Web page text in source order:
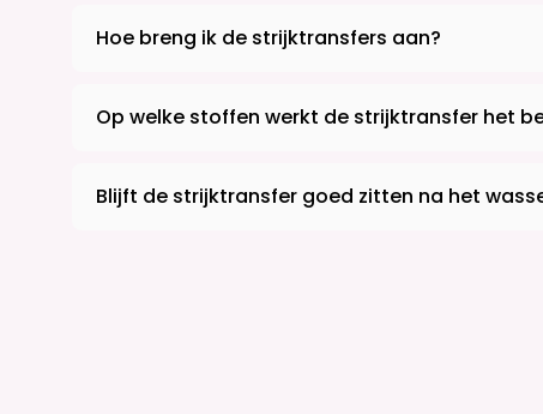
Hoe breng ik de strijktransfers aan?
Op welke stoffen werkt de strijktransfer het
Blijft de strijktransfer goed zitten na het